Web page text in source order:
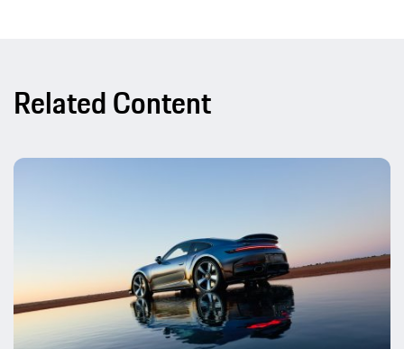
Related Content